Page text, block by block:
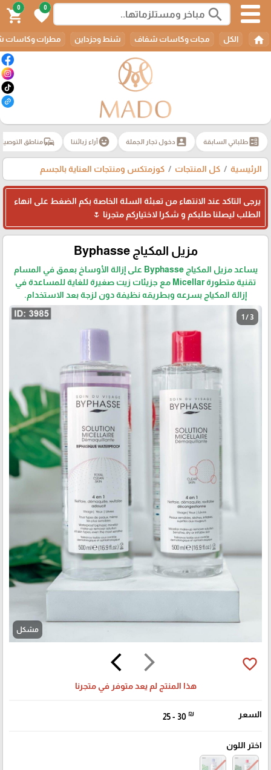
search
0
favorite
0
shopping_cart
home الكل مجات وكاسات شفاف شنط وجزداين مطرات وكاسات
ballotطلباتي السابقة account_box دخول تجار الجملة emoji_emotionsآراء زبائننا commuteمناطق
الرئيسية كل المنتجات كوزمتكس ومنتجات العناية بالجسم
يرجى التاكد عند الانتهاء من تعبئة السلة الخاصة بكم الضغط على انهاء
الطلب ليصلنا طلبكم و شكرا لاختياركم متجرنا 🌷
مزيل المكياج Byphasse
يساعد مزيل المكياج Byphasse على إزالة الأوساخ بعمق في المسام
تقنية متطورة Micellar مع جزيئات زيت صغيرة للغاية للمساعدة في
إزالة المكياج بسرعه وبطريقه نظيفة دون لزجة بعد الاستخدام.
1 / 3
مشكل
arrow_forward_ios
arrow_back_ios favorite_border
هذا المنتج لم يعد متوفر في متجرنا
السعر 25 - 30 ₪
اختر اللون